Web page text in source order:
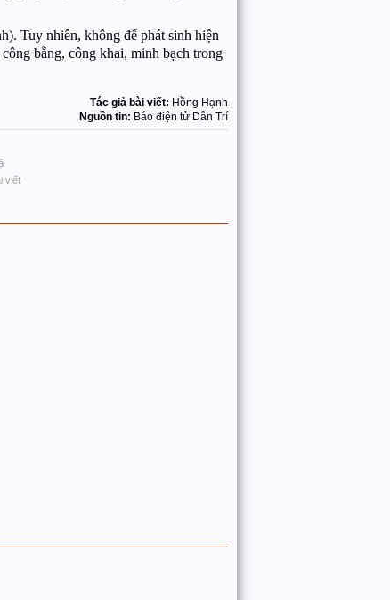
Tuy nhiên, không để phát sinh hiện
bằng, công khai, minh bạch trong
Tác giả bài viết: Hồng Hạnh
Nguồn tin: Báo điện tử Dân Trí
viết